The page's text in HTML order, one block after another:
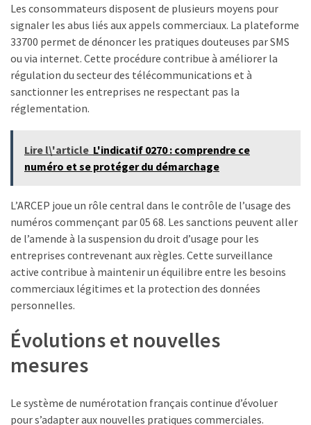
Les consommateurs disposent de plusieurs moyens pour
signaler les abus liés aux appels commerciaux. La plateforme
33700 permet de dénoncer les pratiques douteuses par SMS
ou via internet. Cette procédure contribue à améliorer la
régulation du secteur des télécommunications et à
sanctionner les entreprises ne respectant pas la
réglementation.
Lire l\'article L'indicatif 0270 : comprendre ce
numéro et se protéger du démarchage
L’ARCEP joue un rôle central dans le contrôle de l’usage des
numéros commençant par 05 68. Les sanctions peuvent aller
de l’amende à la suspension du droit d’usage pour les
entreprises contrevenant aux règles. Cette surveillance
active contribue à maintenir un équilibre entre les besoins
commerciaux légitimes et la protection des données
personnelles.
Évolutions et nouvelles
mesures
Le système de numérotation français continue d’évoluer
pour s’adapter aux nouvelles pratiques commerciales.